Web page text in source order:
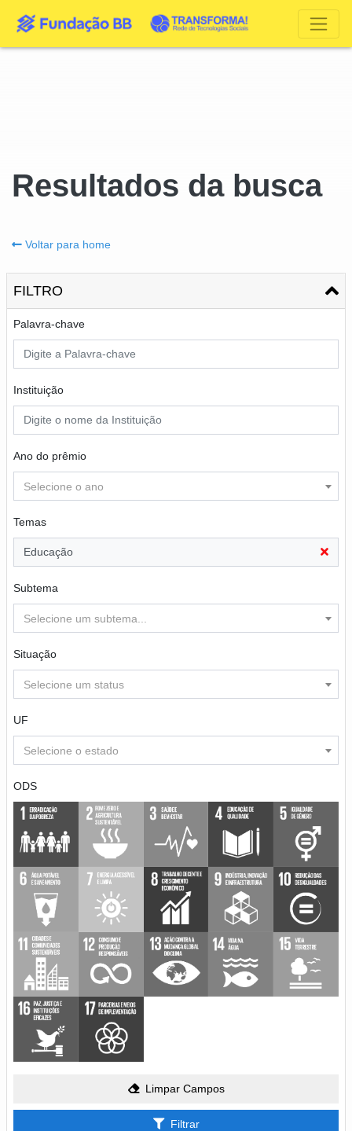
Resultados da busca
Voltar para home
FILTRO
Palavra-chave
Instituição
Ano do prêmio
Selecione o ano
Temas
Educação
Subtema
Selecione um subtema...
Situação
Selecione um status
UF
Selecione o estado
ODS
Limpar Campos
Filtrar